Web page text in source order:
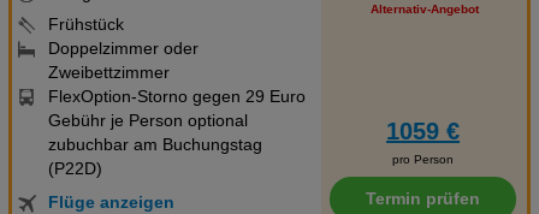
Frühstück
Doppelzimmer oder
Zweibettzimmer
FlexOption-Storno gegen 29 Euro
Gebühr je Person optional
zubuchbar am Buchungstag
(P22D)
Flüge anzeigen
Alternativ-Angebot
1059 €
pro Person
Termin prüfen